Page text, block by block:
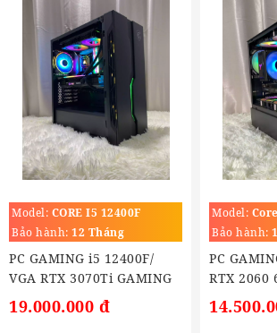
Model: CORE I5 12400F
Bảo hành: 12 Tháng
PC GAMING i5 12400F/
VGA RTX 3070Ti GAMING
8G
19.000.000 đ
Model:
(2.5GHz
Bảo hành:
PC
RTX 2060